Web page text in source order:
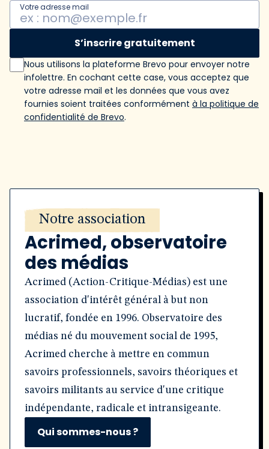
Votre adresse mail
S’inscrire gratuitement
Nous utilisons la plateforme Brevo pour envoyer notre
infolettre. En cochant cette case, vous acceptez que
votre adresse mail et les données que vous avez
fournies soient traitées conformément à la politique de
confidentialité de Brevo.
Notre association
Acrimed, observatoire
des médias
Acrimed (Action-Critique-Médias) est une
association d'intérêt général à but non
lucratif, fondée en 1996. Observatoire des
médias né du mouvement social de 1995,
Acrimed cherche à mettre en commun
savoirs professionnels, savoirs théoriques et
savoirs militants au service d'une critique
indépendante, radicale et intransigeante.
Qui sommes-nous ?